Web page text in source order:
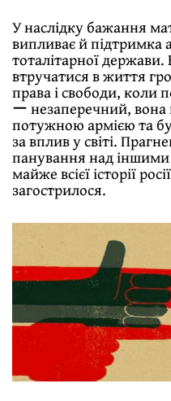
У наслідку бажання
випливає й підтримка
тоталітарної
втручатися в життя
права і свободи, коли
ー незаперечний,
потужною армією та
за вплив у світі.
панування над
майже всієї історії
загострилося.